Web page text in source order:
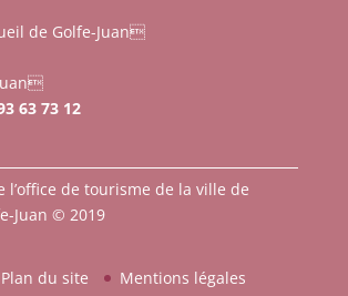
de Golfe-Juan
63 73 12
l’office de tourisme de la ville de
Juan © 2019
Plan du site Mentions légales